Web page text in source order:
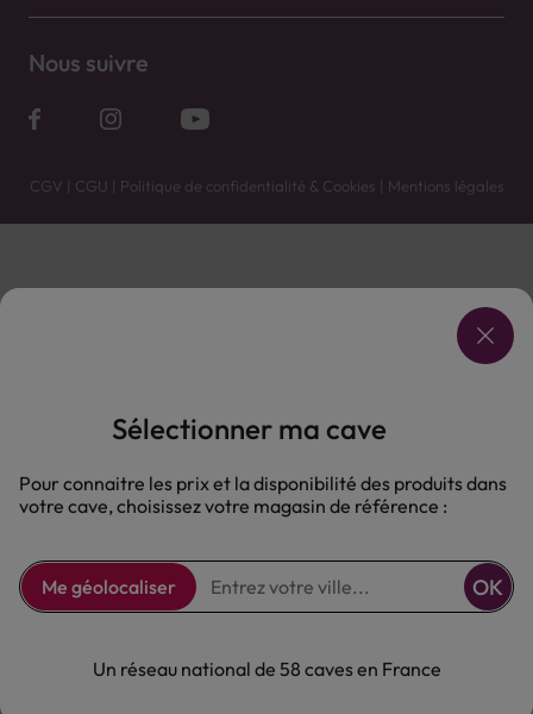
Nous suivre
CGV | CGU | Politique de confidentialité & Cookies | Mentions légales
Vente uniquement en caves. Contactez votre caviste pour plus de renseignements.
L'ABUS D'ALCOOL EST DANGEREUX POUR LA SANTÉ, À CONSOMMER AVEC MODÉRATION.
Sélectionner ma cave
Pour connaitre les prix et la disponibilité des produits dans
votre cave, choisissez votre magasin de référence :
Me géolocaliser OK
Un réseau national de 58 caves en France